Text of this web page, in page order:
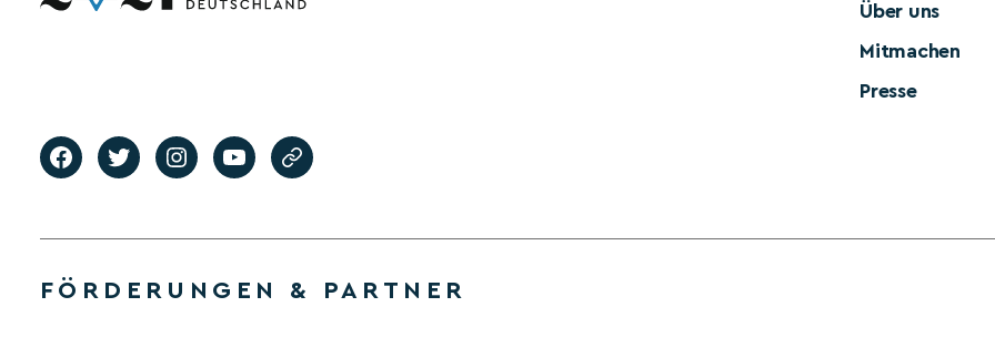
Über uns
Mitmachen
Presse
FÖRDERUNGEN & PARTNER